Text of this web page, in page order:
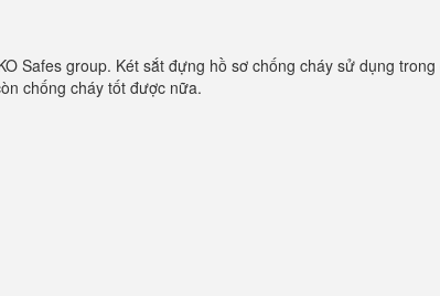
Safes group. Két sắt đựng hồ sơ chống cháy sử dụng
chống cháy tốt được nữa.